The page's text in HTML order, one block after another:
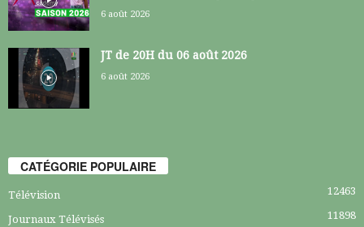
6 août 2026
JT de 20H du 06 août 2026
6 août 2026
CATÉGORIE POPULAIRE
Télévision 12463
Journaux Télévisés 11898